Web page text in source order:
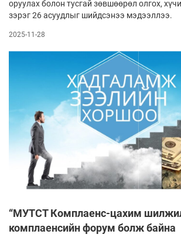
оруулах болон тусгай зөвшөөрөл олгох,
зэрэг 26 асуудлыг шийдсэнээ мэдээллээ.
2025-11-28
“МУТСТ Комплаенс-цахим
комплаенсийн форум болж байна